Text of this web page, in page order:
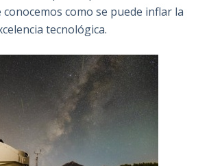
como se puede inflar la
tecnológica.